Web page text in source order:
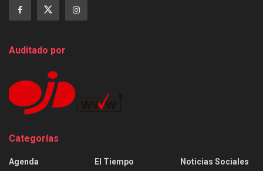
Auditado por
Categorías
Agenda
El Tiempo
Noticias Sociales